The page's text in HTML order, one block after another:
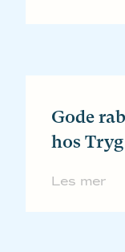
Gode
hos Tryg
Les mer